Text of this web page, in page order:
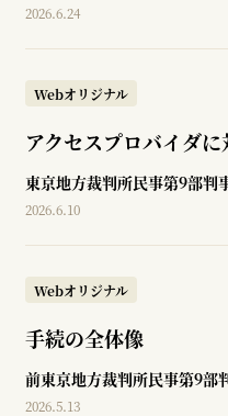
2026.6.24
Webオリジナル
アクセスプロバイダ
東京地方裁判所民事第9部判
2026.6.10
Webオリジナル
手続の全体像
前東京地方裁判所民事第9部
2026.5.13